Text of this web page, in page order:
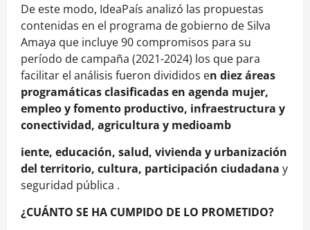
De este modo, IdeaPaís analizó las propuestas
contenidas en el programa de gobierno de Silva
Amaya que incluye 90 compromisos para su
período de campaña (2021-2024) los que para
facilitar el análisis fueron divididos en diez áreas
programáticas clasificadas en agenda mujer,
empleo y fomento productivo, infraestructura y
conectividad, agricultura y medioamb
iente, educación, salud, vivienda y urbanización
del territorio, cultura, participación ciudadana y
seguridad pública .
¿CUÁNTO SE HA CUMPIDO DE LO PROMETIDO?